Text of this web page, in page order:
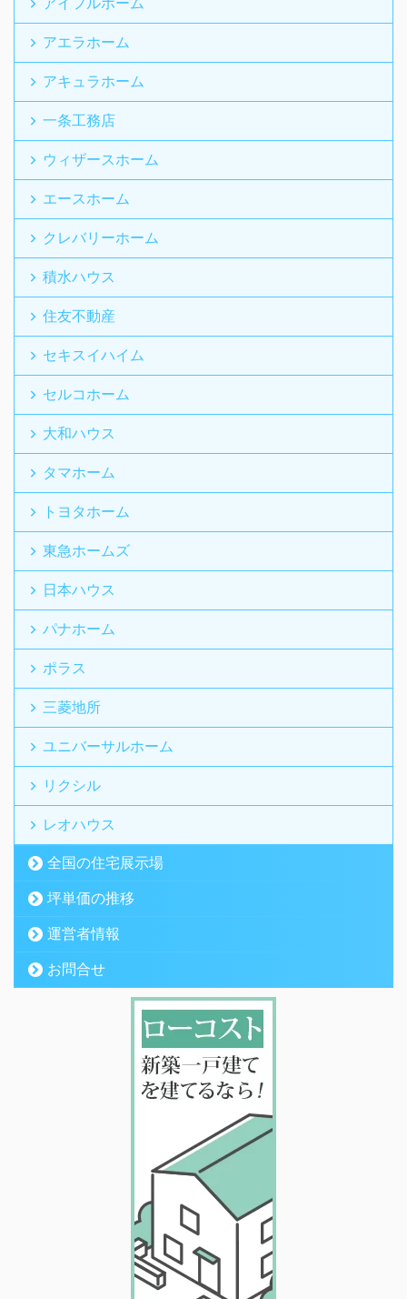
アエラホーム
アキュラホーム
一条工務店
ウィザースホーム
エースホーム
クレバリーホーム
積水ハウス
住友不動産
セキスイハイム
セルコホーム
大和ハウス
タマホーム
トヨタホーム
東急ホームズ
日本ハウス
パナホーム
ポラス
三菱地所
ユニバーサルホーム
リクシル
レオハウス
全国の住宅展示場
坪単価の推移
運営者情報
お問合せ